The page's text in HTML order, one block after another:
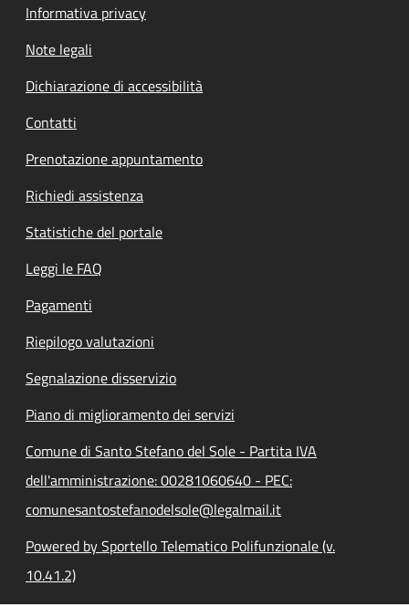
Informativa privacy
Note legali
Dichiarazione di accessibilità
Contatti
Prenotazione appuntamento
Richiedi assistenza
Statistiche del portale
Leggi le FAQ
Pagamenti
Riepilogo valutazioni
Segnalazione disservizio
Piano di miglioramento dei servizi
Comune di Santo Stefano del Sole - Partita IVA
dell'amministrazione: 00281060640 - PEC:
comunesantostefanodelsole@legalmail.it
Powered by Sportello Telematico Polifunzionale (v.
10.41.2)